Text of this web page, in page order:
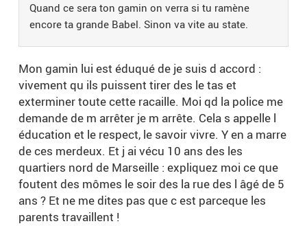
Quand ce sera ton gamin on verra si tu ramène
encore ta grande Babel. Sinon va vite au state.
Mon gamin lui est éduqué de je suis d accord :
vivement qu ils puissent tirer des le tas et
exterminer toute cette racaille. Moi qd la police me
demande de m arrêter je m arrête. Cela s appelle l
éducation et le respect, le savoir vivre. Y en a marre
de ces merdeux. Et j ai vécu 10 ans des les
quartiers nord de Marseille : expliquez moi ce que
foutent des mômes le soir des la rue des l âgé de 5
ans ? Et ne me dites pas que c est parceque les
parents travaillent !